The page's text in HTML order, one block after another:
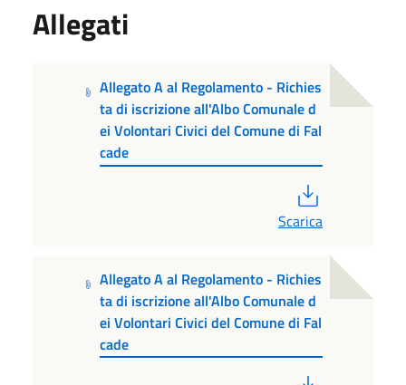
Allegati
Allegato A al Regolamento - Richies
ta di iscrizione all'Albo Comunale d
ei Volontari Civici del Comune di Fal
cade
Scarica
Allegato A al Regolamento - Richies
ta di iscrizione all'Albo Comunale d
ei Volontari Civici del Comune di Fal
cade